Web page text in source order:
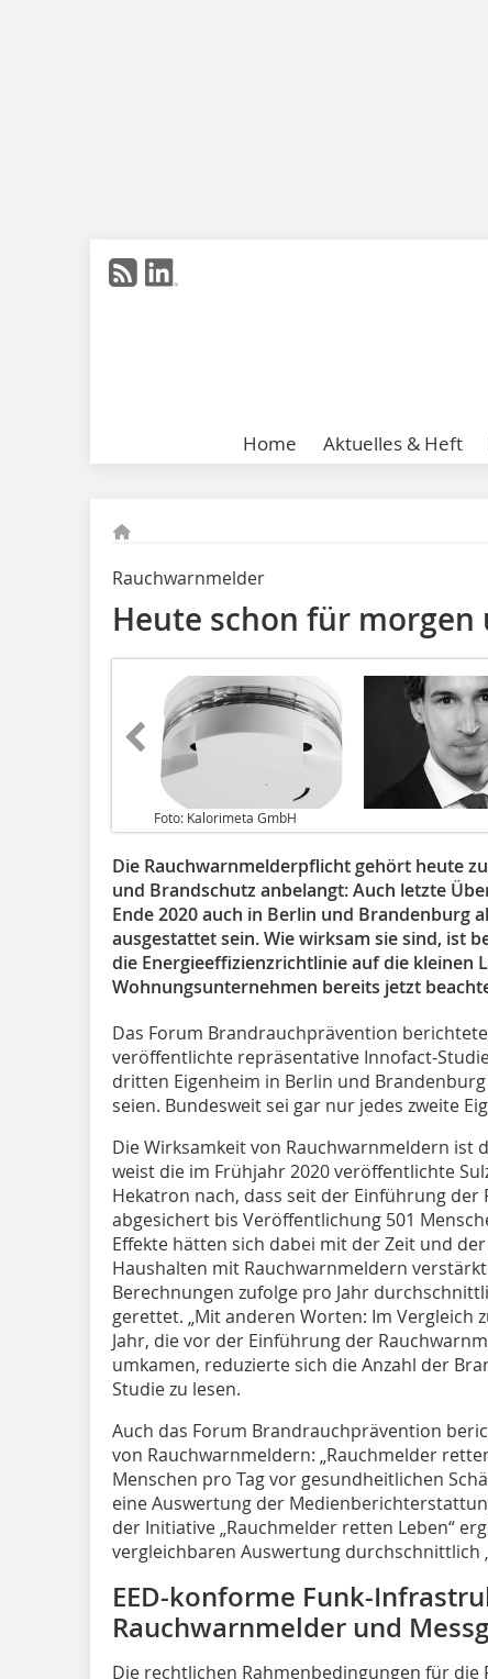
Home Aktuelles & Heft
Rauchwarnmelder
Heute schon für morgen
Foto: Kalorimeta GmbH
Die Rauchwarnmelderpflicht gehört heute
und Brandschutz anbelangt: Auch letzte
Ende 2020 auch in Berlin und Brandenburg
ausgestattet sein. Wie wirksam sie sind, ist
die Energieeffizienzrichtlinie auf die kleinen
Wohnungsunternehmen bereits jetzt
Das Forum Brandrauchprävention
veröffentlichte repräsentative Innofact-
dritten Eigenheim in Berlin und
seien. Bundesweit sei gar nur jedes zweite
Die Wirksamkeit von Rauchwarnmeldern ist
weist die im Frühjahr 2020 veröffentlichte
Hekatron nach, dass seit der Einführung
abgesichert bis Veröffentlichung 501
Effekte hätten sich dabei mit der Zeit und
Haushalten mit Rauchwarnmeldern
Berechnungen zufolge pro Jahr
gerettet. „Mit anderen Worten: Im Vergleich
Jahr, die vor der Einführung der
umkamen, reduzierte sich die Anzahl der
Studie zu lesen.
Auch das Forum Brandrauchprävention
von Rauchwarnmeldern: „Rauchmelder
Menschen pro Tag vor gesundheitlichen
eine Auswertung der
der Initiative „Rauchmelder retten Leben“
vergleichbaren Auswertung durchschnittlich
EED-konforme Funk-
Rauchwarnmelder und
Die rechtlichen Rahmenbedingungen für